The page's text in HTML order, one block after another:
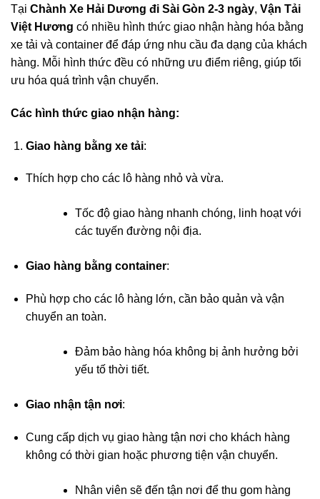
Tại Chành Xe Hải Dương đi Sài Gòn 2-3 ngày, Vận Tải
Việt Hương có nhiều hình thức giao nhận hàng hóa bằng
xe tải và container để đáp ứng nhu cầu đa dạng của khách
hàng. Mỗi hình thức đều có những ưu điểm riêng, giúp tối
ưu hóa quá trình vận chuyển.
Các hình thức giao nhận hàng:
Giao hàng bằng xe tải:
Thích hợp cho các lô hàng nhỏ và vừa.
Tốc độ giao hàng nhanh chóng, linh hoạt với
các tuyến đường nội địa.
Giao hàng bằng container:
Phù hợp cho các lô hàng lớn, cần bảo quản và vận
chuyển an toàn.
Đảm bảo hàng hóa không bị ảnh hưởng bởi
yếu tố thời tiết.
Giao nhận tận nơi:
Cung cấp dịch vụ giao hàng tận nơi cho khách hàng
không có thời gian hoặc phương tiện vận chuyển.
Nhân viên sẽ đến tận nơi để thu gom hàng